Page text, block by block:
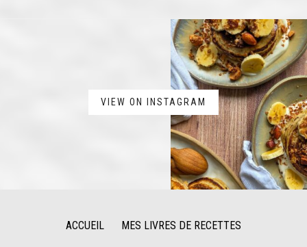
VIEW ON INSTAGRAM
ACCUEIL MES LIVRES DE RECETTES